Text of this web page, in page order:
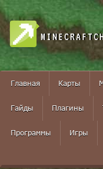
Главная Карты
Гайды Плагины
Программы Игры